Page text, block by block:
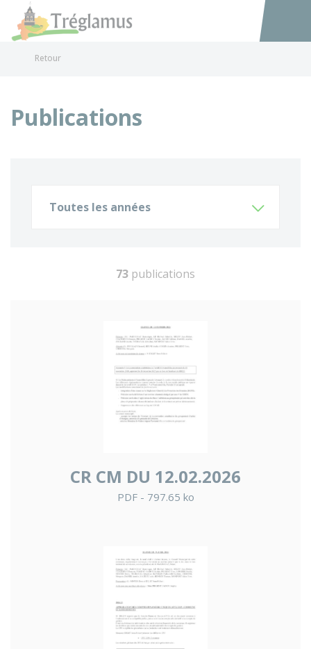
Accéder
Retour
Publications
Toutes les années
73 publications
CR CM DU 12.02.2026
PDF - 797.65 ko